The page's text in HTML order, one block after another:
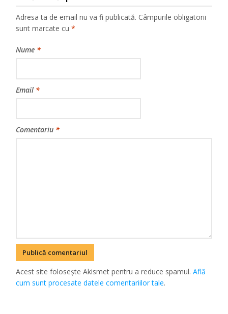
Adresa ta de email nu va fi publicată. Câmpurile obligatorii
sunt marcate cu*
Nume *
Email *
Comentariu *
Acest site folosește Akismet pentru a reduce spamul.Află
cum sunt procesate datele comentariilor tale.